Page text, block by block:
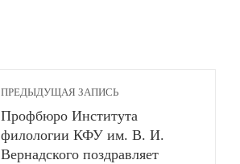
ПРЕДЫДУЩАЯ ЗАПИСЬ
Профбюро Института
филологии КФУ им. В. И.
Вернадского поздравляет